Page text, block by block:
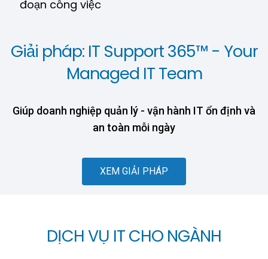
đoạn công việc
Giải pháp: IT Support 365™ - Your
Managed IT Team
Giúp doanh nghiệp quản lý - vận hành IT ổn định và
an toàn mỗi ngày
XEM GIẢI PHÁP
DỊCH VỤ IT CHO NGÀNH